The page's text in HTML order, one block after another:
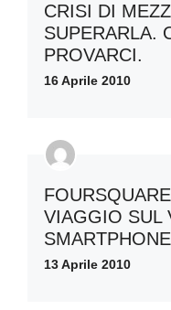
CRISI DI
SUPERARLA.
PROVARCI.
16 Aprile 2010
VIAGGIO SUL
SMARTPHONE
13 Aprile 2010